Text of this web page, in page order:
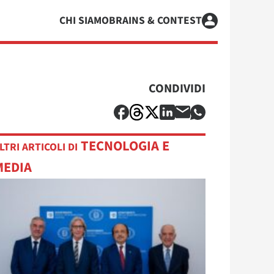
CHI SIAMOBRAINS & CONTEST
CONDIVIDI
ARTICOLI DI TECNOLOGIA E